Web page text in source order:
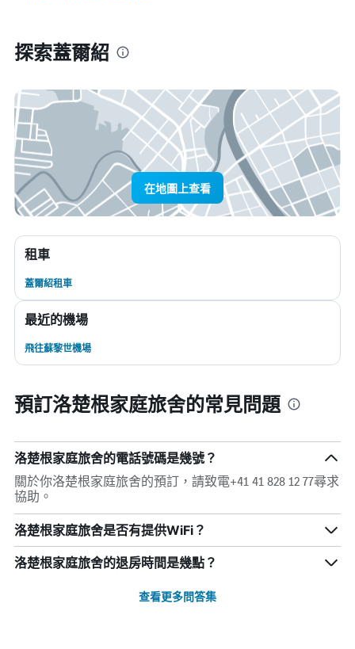
探索蓋爾紹
在地圖上查看
租車
蓋爾紹租車
最近的機場
飛往蘇黎世機場
預訂洛楚根家庭旅舍的常見問題
洛楚根家庭旅舍的電話號碼是幾號？
關於你洛楚根家庭旅舍的預訂，請致電+41 41 828 12 77尋求
協助。
洛楚根家庭旅舍是否有提供WiFi？
洛楚根家庭旅舍的退房時間是幾點？
查看更多問答集